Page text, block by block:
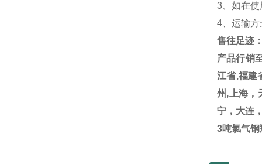
3 、如在
4 、运输
售往足迹
产品行销
江省,福建
州,上海，
宁，大连
3吨氯气